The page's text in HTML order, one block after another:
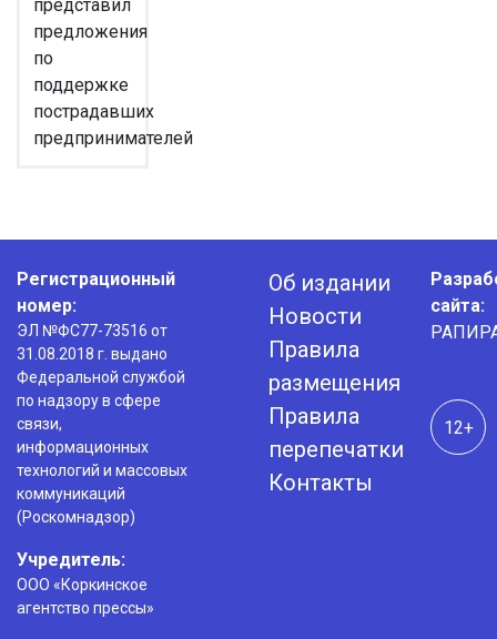
представил
предложения
по
поддержке
пострадавших
предпринимателей
Регистрационный
номер:
ЭЛ №ФС77-73516 от
31.08.2018 г. выдано
Федеральной службой
по надзору в сфере
связи,
информационных
технологий и массовых
коммуникаций
(Роскомнадзор)
Учредитель:
ООО «Коркинское
агентство прессы»
Об издании
Новости
Правила
размещения
Правила
перепечатки
Контакты
сайта:
12+